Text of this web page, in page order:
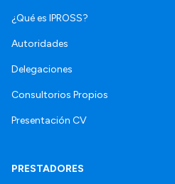
¿Qué es IPROSS?
Autoridades
Delegaciones
Consultorios Propios
Presentación CV
PRESTADORES